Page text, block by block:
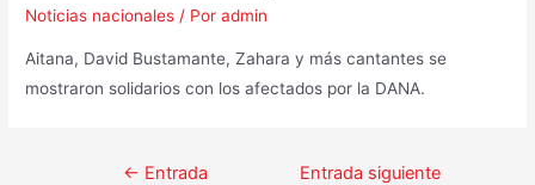
Noticias nacionales / Poradmin
Aitana, David Bustamante, Zahara y más cantantes se
mostraron solidarios con los afectados por la DANA.
Navegación
← Entrada
Entrada siguiente